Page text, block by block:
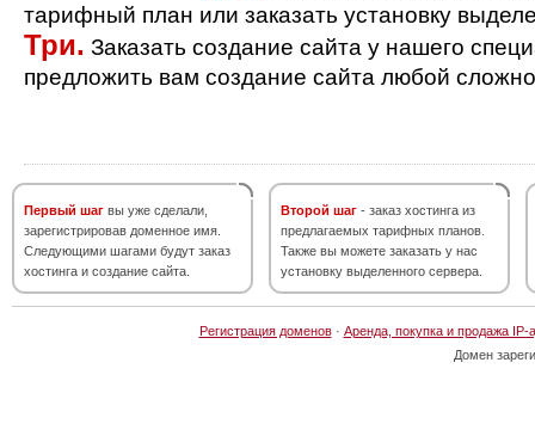
тарифный план или заказать установку
Три. Заказать создание сайта у нашего
предложить вам создание сайта любой
Первый шаг вы уже сделали,
зарегистрировав доменное имя.
Следующими шагами будут заказ
хостинга и создание сайта.
Второй шаг - заказ хостинга из
предлагаемых тарифных планов.
Также вы можете заказать у нас
установку выделенного сервера.
Регистрация доменов· Аренда, покупка и продажа IP-
Домен